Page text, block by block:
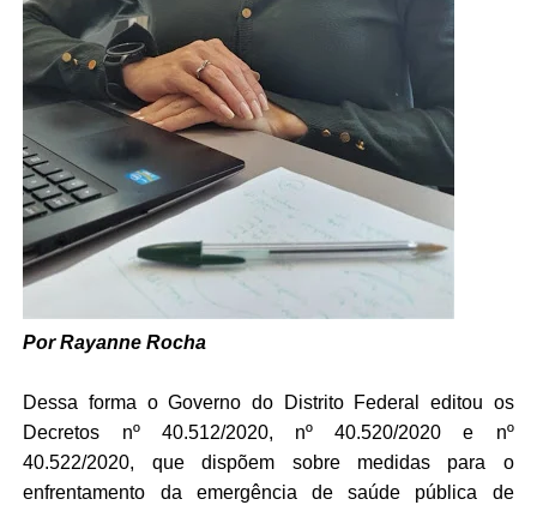
Por Rayanne Rocha
Dessa forma o Governo do Distrito Federal editou os
Decretos nº 40.512/2020, nº 40.520/2020 e nº
40.522/2020, que dispõem sobre medidas para o
enfrentamento da emergência de saúde pública de